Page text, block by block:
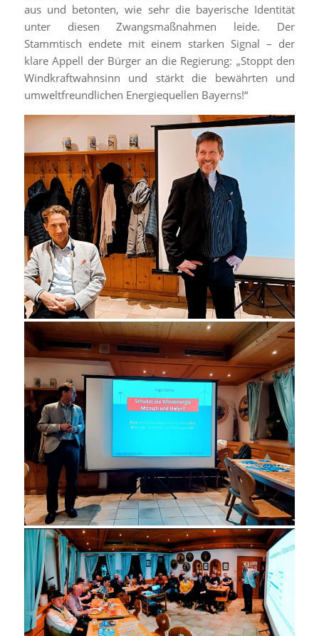
aus und betonten, wie sehr die bayerische Identität
unter diesen Zwangsmaßnahmen leide. Der
Stammtisch endete mit einem starken Signal – der
klare Appell der Bürger an die Regierung: „Stoppt den
Windkraftwahnsinn und stärkt die bewährten und
umweltfreundlichen Energiequellen Bayerns!“